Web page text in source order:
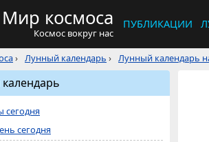
Мир космоса
Космос вокруг нас
ПУБЛИКАЦИИ
› Лунный календарь › Лунный календарь
сегодня
сегодня